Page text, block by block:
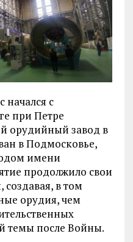
начался с
при Петре
орудийный завод в
в Подмосковье,
имени
продолжило свои
создавая, в том
орудия, чем
темы после Войны.